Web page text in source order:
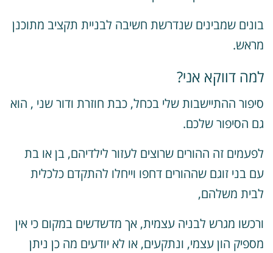
שמבינים שנדרשת חשיבה לבניית תקציב מתוכנן
דווקא אני?
ההתיישבות שלי בכחל, כבת חוזרת ודור שני , הוא
הסיפור שלכם.
זה ההורים שרוצים לעזור לילדיהם, בן או בת
בני זוגם שההורים דחפו וייחלו להתקדם כלכלית
משלהם,
מגרש לבניה עצמית, אך מדשדשים במקום כי אין
הון עצמי, ונתקעים, או לא יודעים מה כן ניתן